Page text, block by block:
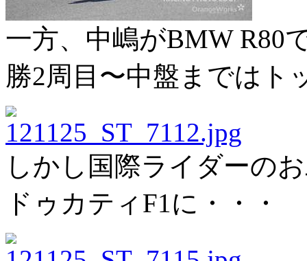
一方、中嶋がBMW R80
勝2周目〜中盤まではト
しかし国際ライダーの
ドゥカティF1に・・・